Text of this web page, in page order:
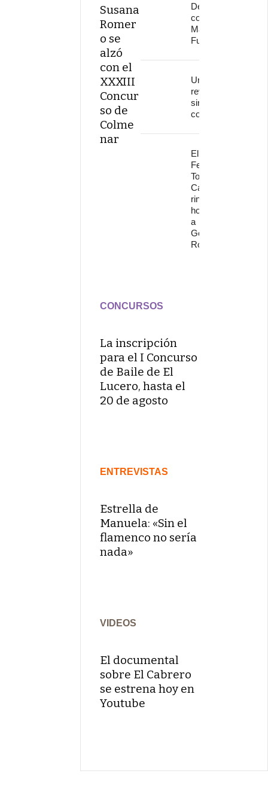
Susana
Romer
o se
alzó
con el
XXXIII
Concur
so de
Colme
nar
Delinqüentes
conquistan
Marenostrum
Fuengirola
Una
revolución
sin
continuidad
El
Festival
Torre del
Cante
rinde
homenaje
a
Gonzalo
Rojo
CONCURSOS
La inscripción
para el I Concurso
de Baile de El
Lucero, hasta el
20 de agosto
ENTREVISTAS
Estrella de
Manuela: «Sin el
flamenco no sería
nada»
VIDEOS
El documental
sobre El Cabrero
se estrena hoy en
Youtube